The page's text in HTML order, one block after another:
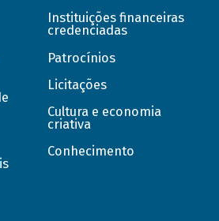
Instituições financeiras
credenciadas
Patrocínios
Licitações
Cultura e economia
criativa
Conhecimento